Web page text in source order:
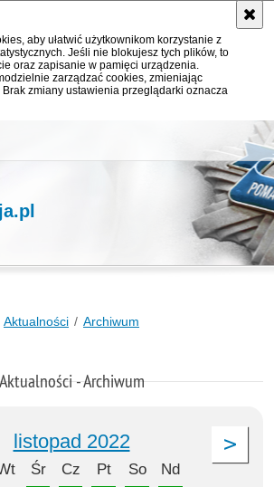
aby ułatwić użytkownikom korzystanie z
Jeśli nie blokujesz tych plików, to
oraz zapisanie w pamięci urządzenia.
zarządzać cookies, zmieniając
zmiany ustawienia przeglądarki oznacza
Aktualności Archiwum
- Archiwum
listopad 2022
Śr Cz Pt So
Nd